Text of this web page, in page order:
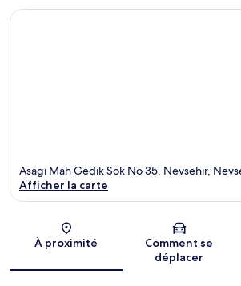
Carte
Asagi Mah Gedik Sok No 35, Nevsehir,
Afficher la carte
À proximité
Comment se
déplacer